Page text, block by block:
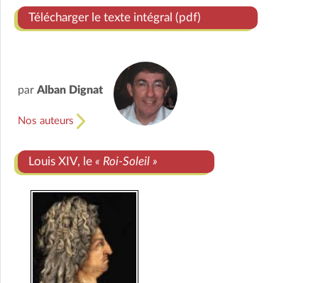
Télécharger le texte intégral (pdf)
par Alban Dignat
Nos auteurs
Louis XIV, le « Roi-Soleil »